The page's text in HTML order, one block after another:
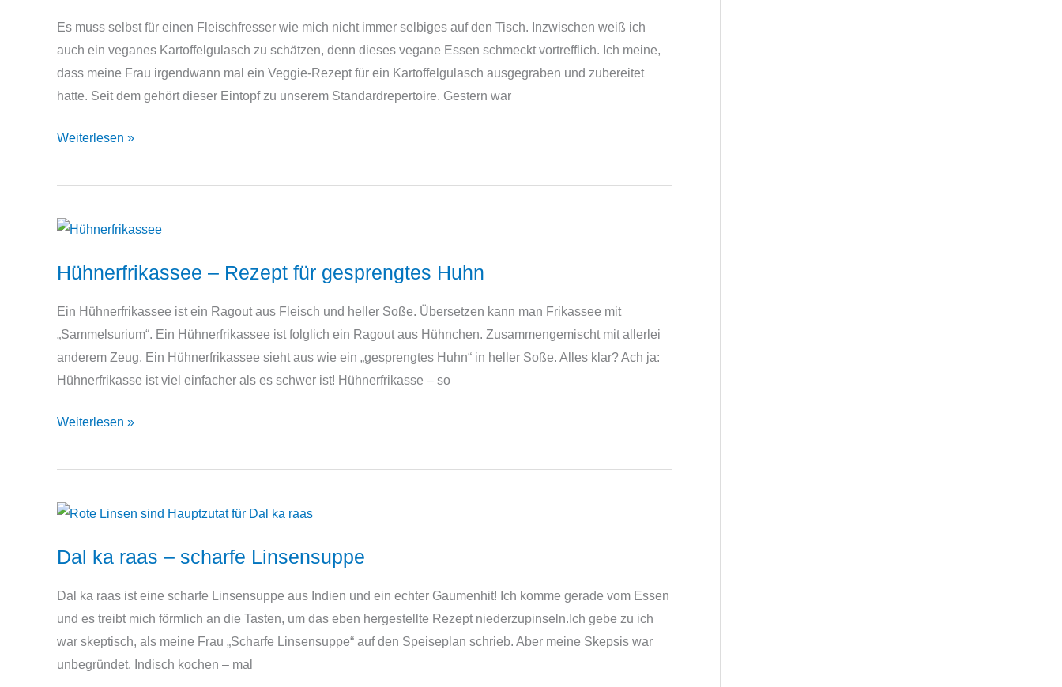
Es muss selbst für einen Fleischfresser wie mich nicht immer selbiges auf den Tisch. Inzwischen weiß ich
auch ein veganes Kartoffelgulasch zu schätzen, denn dieses vegane Essen schmeckt vortrefflich. Ich meine,
dass meine Frau irgendwann mal ein Veggie-Rezept für ein Kartoffelgulasch ausgegraben und zubereitet
hatte. Seit dem gehört dieser Eintopf zu unserem Standardrepertoire. Gestern war
Kartoffelgulasch
Veganes
Weiterlesen »
Hühnerfrikassee – Rezept für gesprengtes Huhn
Ein Hühnerfrikassee ist ein Ragout aus Fleisch und heller Soße. Übersetzen kann man Frikassee mit
„Sammelsurium“. Ein Hühnerfrikassee ist folglich ein Ragout aus Hühnchen. Zusammengemischt mit allerlei
anderem Zeug. Ein Hühnerfrikassee sieht aus wie ein „gesprengtes Huhn“ in heller Soße. Alles klar? Ach ja:
Hühnerfrikasse ist viel einfacher als es schwer ist! Hühnerfrikasse – so
Hühnerfrikassee
Rezept
gesprengtes
Weiterlesen »
Dal ka raas – scharfe Linsensuppe
Dal ka raas ist eine scharfe Linsensuppe aus Indien und ein echter Gaumenhit! Ich komme gerade vom Essen
und es treibt mich förmlich an die Tasten, um das eben hergestellte Rezept niederzupinseln.Ich gebe zu ich
war skeptisch, als meine Frau „Scharfe Linsensuppe“ auf den Speiseplan schrieb. Aber meine Skepsis war
unbegründet. Indisch kochen – mal